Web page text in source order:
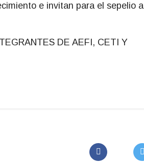
e invitan para el sepelio a
DE AEFI, CETI Y